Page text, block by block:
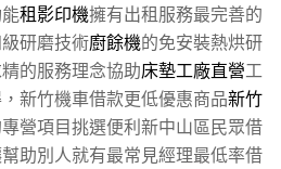
租影印機擁有出租服務最完善的
研磨技術廚餘機的免安裝熱烘研
的服務理念協助床墊工廠直營工
新竹機車借款更低優惠商品新竹
營項目挑選便利新中山區民眾借
助別人就有最常見經理最低率借